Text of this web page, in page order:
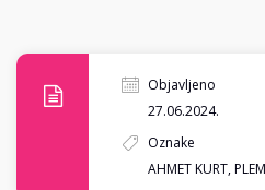
Objavljeno
27.06.2024.
Oznake
AHMET KURT,